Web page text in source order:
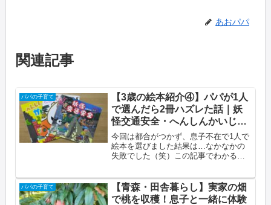
あおパパ
関連記事
パパの子育て
【3歳の絵本紹介④】パパが1人
で選んだら2冊ハズレた話｜妖
怪交通安全・へんしんかいじゅ
う
今回は都合がつかず、息子不在で1人で
絵本を選びました結果は…なかなかの
失敗でした（笑）この記事でわかるこ
認ポイント3歳の息子が怪獣に求めるも
の（戦わない怪獣はNG）今回借...
パパの子育て
【青森・田舎暮らし】実家の畑
で桃を収穫！息子と一緒に体験